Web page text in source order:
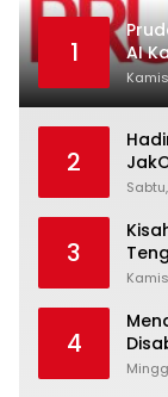
1
AI
2
3
4